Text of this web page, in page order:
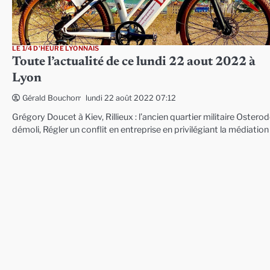
LE 1/4 D'HEURE LYONNAIS
Toute l’actualité de ce lundi 22 aout 2022 à
Lyon
Gérald Bouchon lundi 22 août 2022 07:12
Grégory Doucet à Kiev, Rillieux : l’ancien quartier militaire
démoli, Régler un conflit en entreprise en privilégiant la médiation